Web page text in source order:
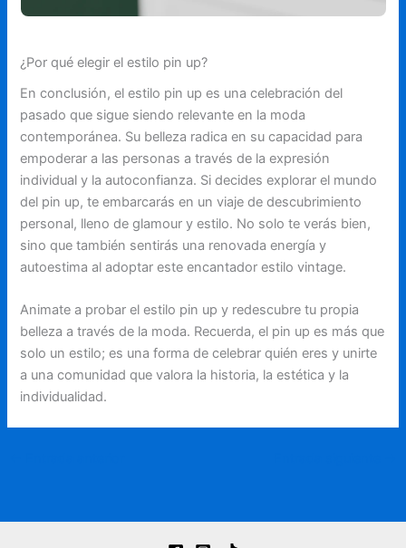
¿Por qué elegir el estilo pin up?
En conclusión, el estilo pin up es una celebración del
pasado que sigue siendo relevante en la moda
contemporánea. Su belleza radica en su capacidad para
empoderar a las personas a través de la expresión
individual y la autoconfianza. Si decides explorar el mundo
del pin up, te embarcarás en un viaje de descubrimiento
personal, lleno de glamour y estilo. No solo te verás bien,
sino que también sentirás una renovada energía y
autoestima al adoptar este encantador estilo vintage.
Animate a probar el estilo pin up y redescubre tu propia
belleza a través de la moda. Recuerda, el pin up es más que
solo un estilo; es una forma de celebrar quién eres y unirte
a una comunidad que valora la historia, la estética y la
individualidad.